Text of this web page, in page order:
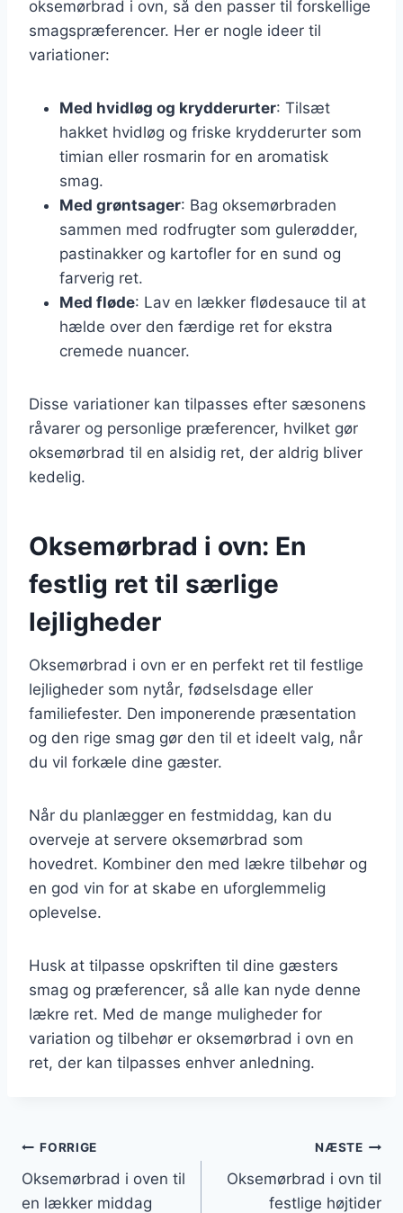
oksemørbrad i ovn, så den passer til forskellige
smagspræferencer. Her er nogle ideer til
variationer:
Med hvidløg og krydderurter: Tilsæt
hakket hvidløg og friske krydderurter som
timian eller rosmarin for en aromatisk
smag.
Med grøntsager: Bag oksemørbraden
sammen med rodfrugter som gulerødder,
pastinakker og kartofler for en sund og
farverig ret.
Med fløde: Lav en lækker flødesauce til at
hælde over den færdige ret for ekstra
cremede nuancer.
Disse variationer kan tilpasses efter sæsonens
råvarer og personlige præferencer, hvilket gør
oksemørbrad til en alsidig ret, der aldrig bliver
kedelig.
Oksemørbrad i ovn: En
festlig ret til særlige
lejligheder
Oksemørbrad i ovn er en perfekt ret til festlige
lejligheder som nytår, fødselsdage eller
familiefester. Den imponerende præsentation
og den rige smag gør den til et ideelt valg, når
du vil forkæle dine gæster.
Når du planlægger en festmiddag, kan du
overveje at servere oksemørbrad som
hovedret. Kombiner den med lækre tilbehør og
en god vin for at skabe en uforglemmelig
oplevelse.
Husk at tilpasse opskriften til dine gæsters
smag og præferencer, så alle kan nyde denne
lækre ret. Med de mange muligheder for
variation og tilbehør er oksemørbrad i ovn en
ret, der kan tilpasses enhver anledning.
Indlægsnavigation
FORRIGE
Oksemørbrad i oven til
en lækker middag
NÆSTE
Oksemørbrad i ovn til
festlige højtider